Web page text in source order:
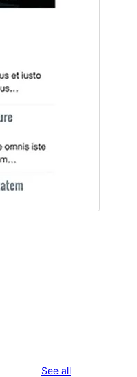
See allreviews